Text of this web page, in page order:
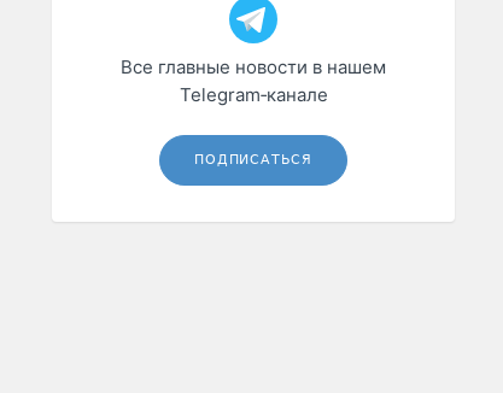
Все главные новости в нашем
Telegram‑канале
ПОДПИСАТЬСЯ